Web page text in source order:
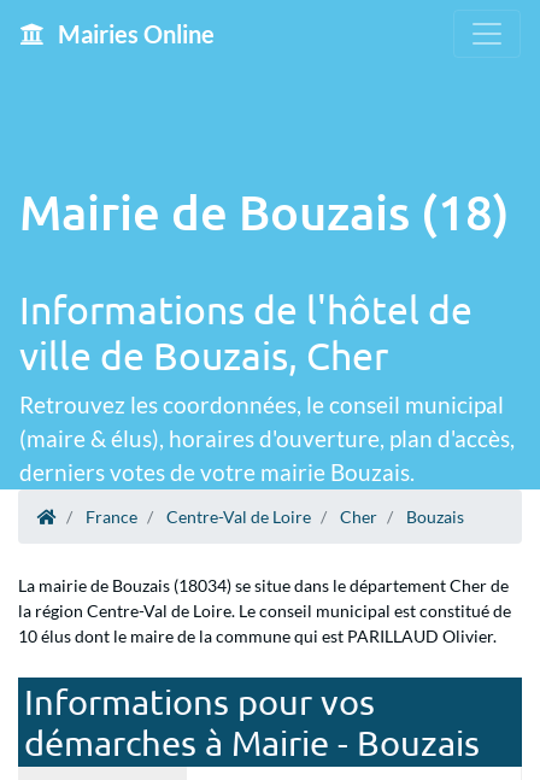
Mairies Online
Mairie de Bouzais (18)
Informations de l'hôtel de
ville de Bouzais, Cher
Retrouvez les coordonnées, le conseil municipal
(maire & élus), horaires d'ouverture, plan d'accès,
derniers votes de votre mairie Bouzais.
France Centre-Val de Loire Cher Bouzais
La mairie de Bouzais (18034) se situe dans le département Cher de
la région Centre-Val de Loire. Le conseil municipal est constitué de
10 élus dont le maire de la commune qui est PARILLAUD Olivier.
Informations pour vos
démarches à Mairie - Bouzais